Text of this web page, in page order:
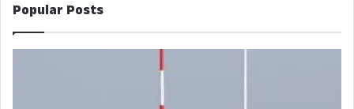
Popular Posts